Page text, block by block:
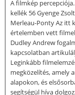
A filmkép
kellék 56 Gyenge
Merleau-Ponty Az itt
értelemben vett
Dudley Andrew
kapcsolatban
Leginkább
megközelítés, amely
alapokon, és
segítségül híva